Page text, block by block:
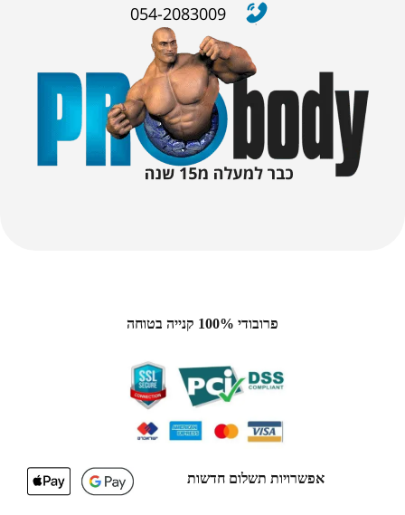
054-2083009
פרובודי 100% קנייה בטוחה
אפשרויות תשלום חדשות